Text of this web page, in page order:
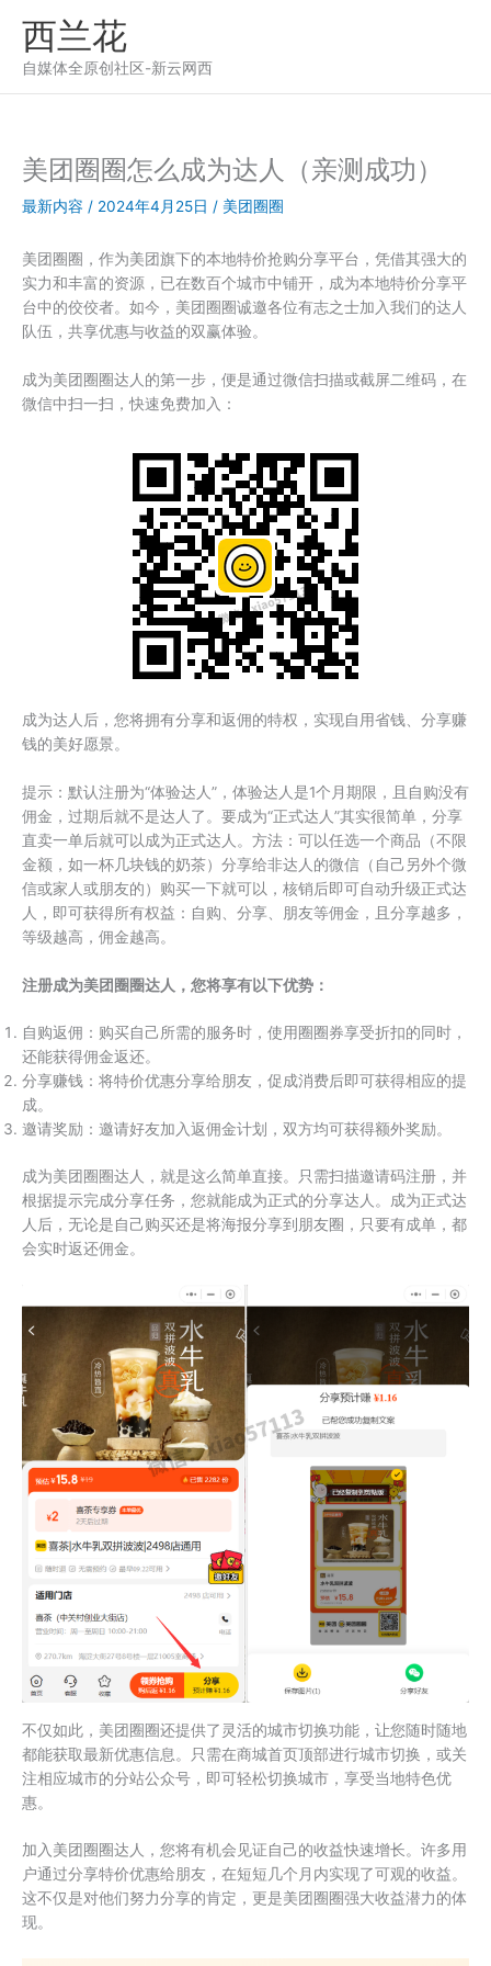
西兰花
自媒体全原创社区-新云网西
美团圈圈怎么成为达人（亲测成功）
最新内容 / 2024年4月25日 / 美团圈圈
美团圈圈，作为美团旗下的本地特价抢购分享平台，凭借其强大的
实力和丰富的资源，已在数百个城市中铺开，成为本地特价分享平
台中的佼佼者。如今，美团圈圈诚邀各位有志之士加入我们的达人
队伍，共享优惠与收益的双赢体验。
成为美团圈圈达人的第一步，便是通过微信扫描或截屏二维码，在
微信中扫一扫，快速免费加入：
成为达人后，您将拥有分享和返佣的特权，实现自用省钱、分享赚
钱的美好愿景。
提示：默认注册为“体验达人”，体验达人是1个月期限，且自购没有
佣金，过期后就不是达人了。要成为“正式达人”其实很简单，分享
直卖一单后就可以成为正式达人。方法：可以任选一个商品（不限
金额，如一杯几块钱的奶茶）分享给非达人的微信（自己另外个微
信或家人或朋友的）购买一下就可以，核销后即可自动升级正式达
人，即可获得所有权益：自购、分享、朋友等佣金，且分享越多，
等级越高，佣金越高。
注册成为美团圈圈达人，您将享有以下优势：
自购返佣：购买自己所需的服务时，使用圈圈券享受折扣的同时，
还能获得佣金返还。
分享赚钱：将特价优惠分享给朋友，促成消费后即可获得相应的提
成。
邀请奖励：邀请好友加入返佣金计划，双方均可获得额外奖励。
成为美团圈圈达人，就是这么简单直接。只需扫描邀请码注册，并
根据提示完成分享任务，您就能成为正式的分享达人。成为正式达
人后，无论是自己购买还是将海报分享到朋友圈，只要有成单，都
会实时返还佣金。
不仅如此，美团圈圈还提供了灵活的城市切换功能，让您随时随地
都能获取最新优惠信息。只需在商城首页顶部进行城市切换，或关
注相应城市的分站公众号，即可轻松切换城市，享受当地特色优
惠。
加入美团圈圈达人，您将有机会见证自己的收益快速增长。许多用
户通过分享特价优惠给朋友，在短短几个月内实现了可观的收益。
这不仅是对他们努力分享的肯定，更是美团圈圈强大收益潜力的体
现。